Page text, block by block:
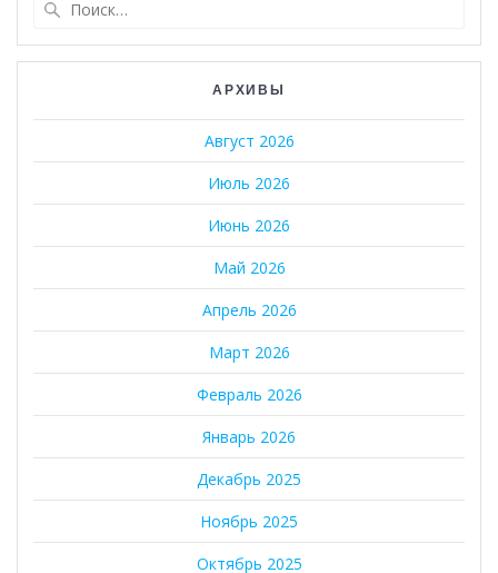
АРХИВЫ
Август 2026
Июль 2026
Июнь 2026
Май 2026
Апрель 2026
Март 2026
Февраль 2026
Январь 2026
Декабрь 2025
Ноябрь 2025
Октябрь 2025